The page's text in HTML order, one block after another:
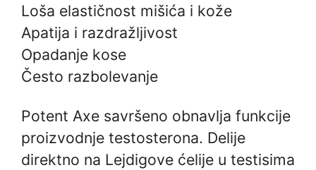
Loša elastičnost mišića i kože
Apatija i razdražljivost
Opadanje kose
Često razbolevanje
Potent Axe savršeno obnavlja funkcije
proizvodnje testosterona. Delije
direktno na Lejdigove ćelije u testisima